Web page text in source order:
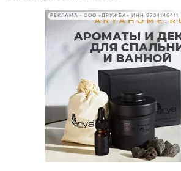
РЕКЛАМА • ООО «ДРУЖБА» ИНН 9704146411